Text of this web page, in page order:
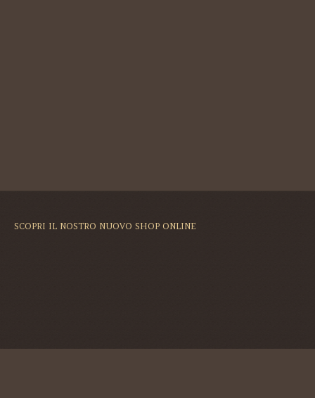
SCOPRI IL NOSTRO NUOVO SHOP ONLINE